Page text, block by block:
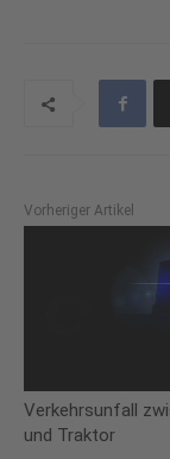
Vorheriger Artikel
Verkehrsunfall
und Traktor